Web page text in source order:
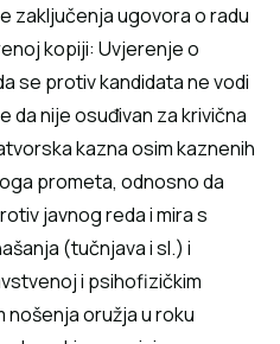
zaključenja ugovora o radu
kopiji: Uvjerenje o
se protiv kandidata ne vodi
da nije osuđivan za krivična
kazna osim kaznenih
prometa, odnosno da
javnog reda i mira s
(tučnjava i sl.) i
i psihofizičkim
oružja u roku